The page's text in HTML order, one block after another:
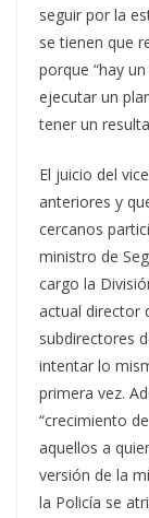
seguir por la
se tienen que
porque “hay
ejecutar un
tener un
El juicio del
anteriores y
cercanos
ministro de
cargo la
actual director
subdirectores
intentar lo
primera vez.
“crecimiento
aquellos a
versión de la
la Policía se